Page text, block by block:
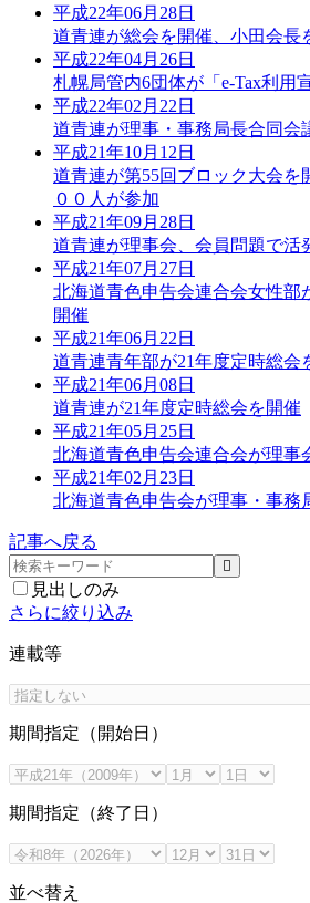
平成22年06月28日
道青連が総会を開催、小田会長
平成22年04月26日
札幌局管内6団体が「e-Tax利用
平成22年02月22日
道青連が理事・事務局長合同会
平成21年10月12日
道青連が第55回ブロック大会を
００人が参加
平成21年09月28日
道青連が理事会、会員問題で活
平成21年07月27日
北海道青色申告会連合会女性部
開催
平成21年06月22日
道青連青年部が21年度定時総会
平成21年06月08日
道青連が21年度定時総会を開催
平成21年05月25日
北海道青色申告会連合会が理事
平成21年02月23日
北海道青色申告会が理事・事務
記事へ戻る
見出しのみ
さらに絞り込み
連載等
期間指定（開始日）
期間指定（終了日）
並べ替え